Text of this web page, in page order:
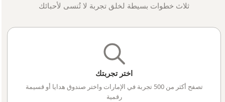
ثلاث خطوات بسيطة لخلق تجربة لا تُنسى لأحبائك
اختر تجربتك
تصفح أكثر من 500 تجربة في الإمارات واختر صندوق هدايا أو قسيمة
رقمية